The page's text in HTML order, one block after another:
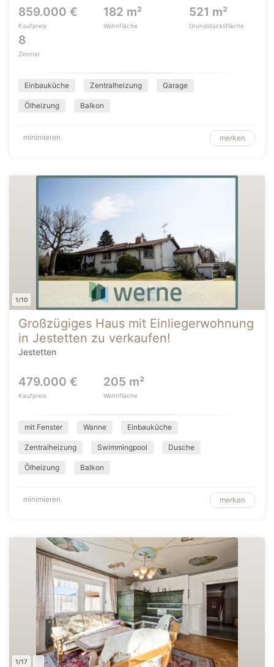
859.000 €
Kaufpreis
182 m²
Wohnfläche
521 m²
Grundstücksfläche
8
Zimmer
Einbauküche Zentralheizung Garage
Ölheizung Balkon
minimieren merken
1/10
Großzügiges Haus mit Einliegerwohnung
in Jestetten zu verkaufen!
Jestetten
479.000 €
Kaufpreis
205 m²
Wohnfläche
mit Fenster Wanne Einbauküche
Zentralheizung Swimmingpool Dusche
Ölheizung Balkon
minimieren merken
1/17